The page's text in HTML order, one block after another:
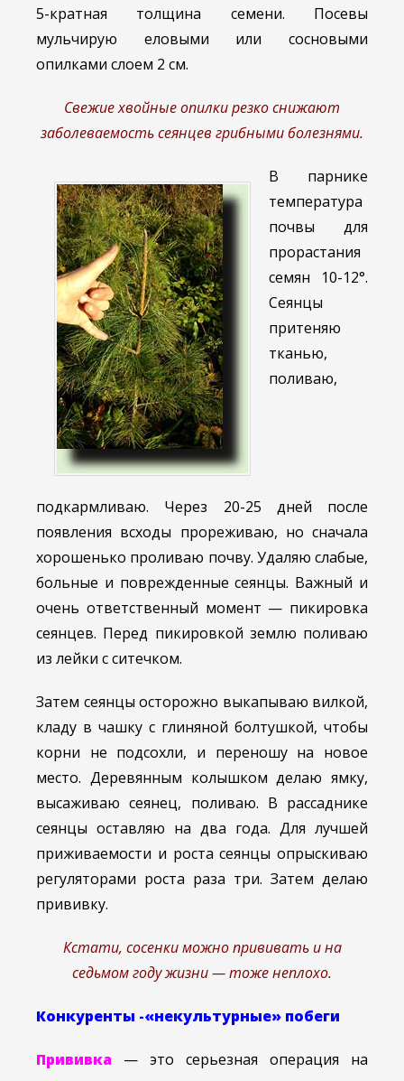
5-кратная толщина семени. Посевы
мульчирую еловыми или сосновыми
опилками слоем 2 см.
Свежие хвойные опилки резко снижают
заболеваемость сеянцев грибными болезнями.
В парнике
температура
почвы для
прорастания
семян 10-12°.
Сеянцы
притеняю
тканью,
поливаю,
подкармливаю. Через 20-25 дней после
появления всходы прореживаю, но сначала
хорошенько проливаю почву. Удаляю слабые,
больные и поврежденные сеянцы. Важный и
очень ответственный момент — пикировка
сеянцев. Перед пикировкой землю поливаю
из лейки с ситечком.
Затем сеянцы осторожно выкапываю вилкой,
кладу в чашку с глиняной болтушкой, чтобы
корни не подсохли, и переношу на новое
место. Деревянным колышком делаю ямку,
высаживаю сеянец, поливаю. В рассаднике
сеянцы оставляю на два года. Для лучшей
приживаемости и роста сеянцы опрыскиваю
регуляторами роста раза три. Затем делаю
прививку.
Кстати, сосенки можно прививать и на
седьмом году жизни — тоже неплохо.
Конкуренты -«некультурные» побеги
Прививка
— это серьезная операция на